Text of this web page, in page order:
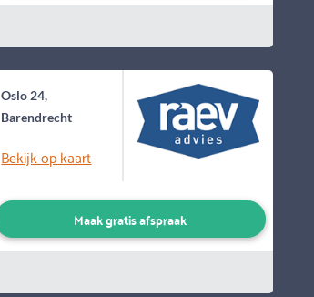
Oslo 24,
Barendrecht
Bekijk op kaart
Maak gratis afspraak